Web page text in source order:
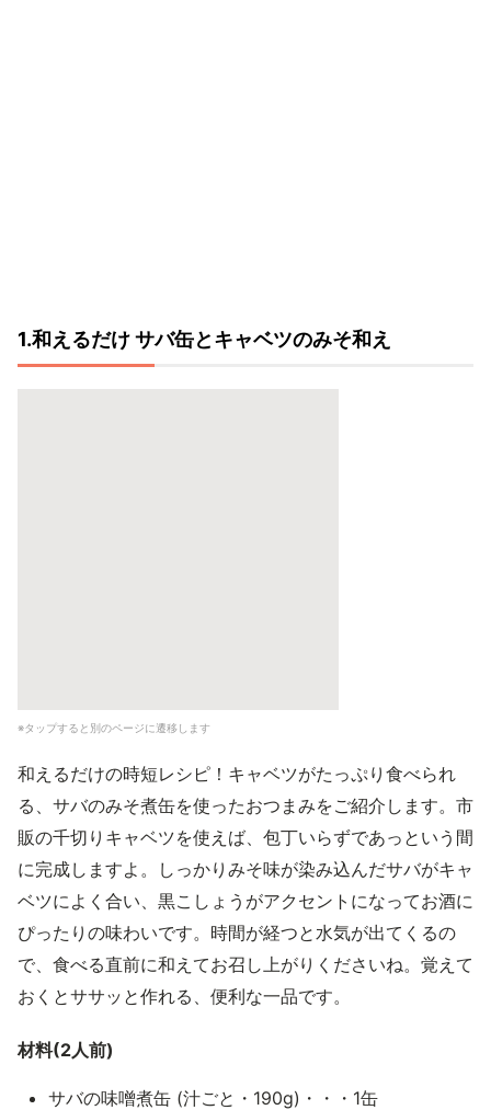
1.和えるだけ サバ缶とキャベツのみそ和え
※タップすると別のページに遷移します
和えるだけの時短レシピ！キャベツがたっぷり食べられ
る、サバのみそ煮缶を使ったおつまみをご紹介します。市
販の千切りキャベツを使えば、包丁いらずであっという間
に完成しますよ。しっかりみそ味が染み込んだサバがキャ
ベツによく合い、黒こしょうがアクセントになってお酒に
ぴったりの味わいです。時間が経つと水気が出てくるの
で、食べる直前に和えてお召し上がりくださいね。覚えて
おくとササッと作れる、便利な一品です。
材料(2人前)
サバの味噌煮缶 (汁ごと・190g)・・・1缶